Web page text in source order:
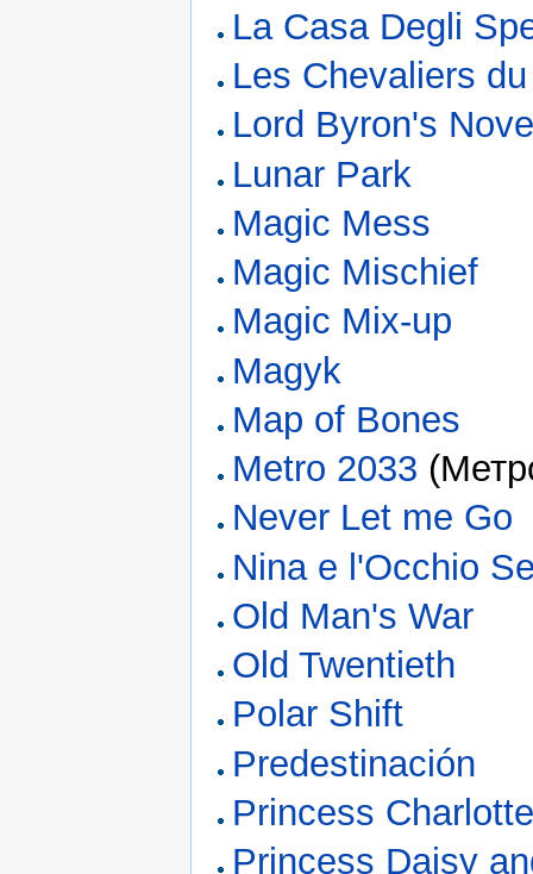
La Casa Degli
Les Chevaliers
Lord Byron's
Lunar Park
Magic Mess
Magic Mischief
Magic Mix-up
Magyk
Map of Bones
Metro 2033
Never Let me Go
Nina e l'Occhio
Old Man's War
Old Twentieth
Polar Shift
Predestinación
Princess
Princess Daisy